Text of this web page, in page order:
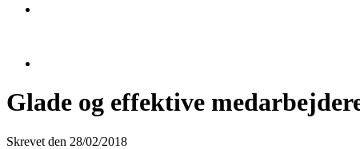
Glade og effektive
Skrevet den 28/02/2018